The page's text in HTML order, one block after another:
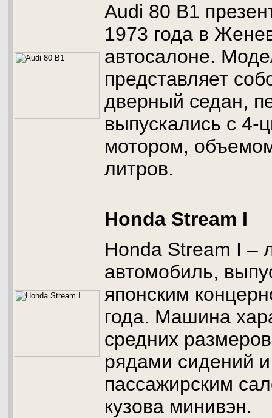
Audi 80 B1
1973 года в
автосалоне.
представляет
дверный седан,
выпускались с
мотором,
литров.
Honda Stream I
Honda Stream I –
автомобиль,
японским
года. Машина
средних
рядами сидений
пассажирским
кузова минивэн.